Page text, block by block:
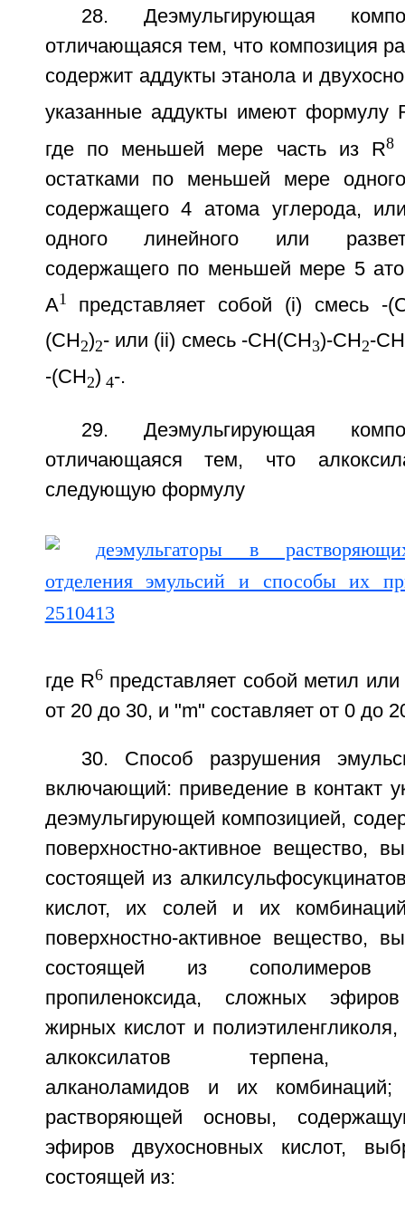
28. Деэмульгирующая
отличающаяся тем, что композиция
содержит аддукты этанола и
указанные аддукты имеют формулу
где по меньшей мере часть из R8
остатками по меньшей мере
содержащего 4 атома углерода,
одного линейного или
содержащего по меньшей мере 5
A1
представляет собой (i) смесь -
(CH2)2- или (ii) смесь -CH(CH3)-CH2-CH
-(CH2) 4-.
29. Деэмульгирующая
отличающаяся тем, что
следующую формулу
где R6 представляет собой метил
от 20 до 30, и "m" составляет от 0 до
30. Способ разрушения
включающий: приведение в контакт
деэмульгирующей композицией,
поверхностно-активное вещество,
состоящей из
кислот, их солей и их
поверхностно-активное вещество,
состоящей из сополимеров
пропиленоксида, сложных эфиров
жирных кислот и полиэтиленгликоля,
алкоксилатов терпена,
алканоламидов и их
растворяющей основы,
эфиров двухосновных кислот,
состоящей из: